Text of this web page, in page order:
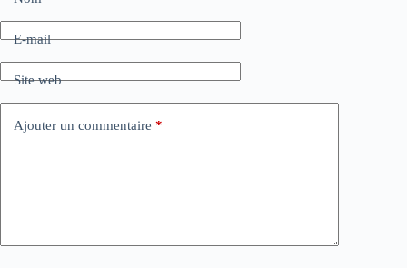
E-mail
Site web
Ajouter un commentaire *